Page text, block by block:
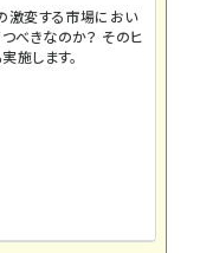
の激変する市場におい
べきなのか？ そのヒ
施します。